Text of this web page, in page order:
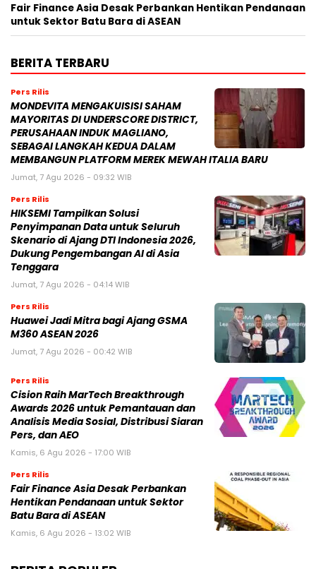
Fair Finance Asia Desak Perbankan Hentikan Pendanaan
untuk Sektor Batu Bara di ASEAN
BERITA TERBARU
Pers Rilis
MONDEVITA MENGAKUISISI SAHAM
MAYORITAS DI UNDERSCORE DISTRICT,
PERUSAHAAN INDUK MAGLIANO,
SEBAGAI LANGKAH KEDUA DALAM
MEMBANGUN PLATFORM MEREK MEWAH ITALIA BARU
Jumat, 7 Agu 2026 - 09:32 WIB
Pers Rilis
HIKSEMI Tampilkan Solusi
Penyimpanan Data untuk Seluruh
Skenario di Ajang DTI Indonesia 2026,
Dukung Pengembangan AI di Asia
Tenggara
Jumat, 7 Agu 2026 - 04:14 WIB
Pers Rilis
Huawei Jadi Mitra bagi Ajang GSMA
M360 ASEAN 2026
Jumat, 7 Agu 2026 - 00:42 WIB
Pers Rilis
Cision Raih MarTech Breakthrough
Awards 2026 untuk Pemantauan dan
Analisis Media Sosial, Distribusi Siaran
Pers, dan AEO
Kamis, 6 Agu 2026 - 17:00 WIB
Pers Rilis
Fair Finance Asia Desak Perbankan
Hentikan Pendanaan untuk Sektor
Batu Bara di ASEAN
Kamis, 6 Agu 2026 - 13:02 WIB